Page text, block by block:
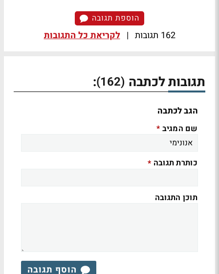
הוספת תגובה
162 תגובות | לקריאת כל התגובות
תגובות לכתבה (162)
:
הגב לכתבה
שם המגיב *
כותרת תגובה *
תוכן התגובה
הוסף תגובה